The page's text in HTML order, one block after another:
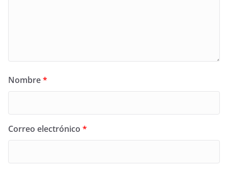
Nombre*
Correo electrónico *